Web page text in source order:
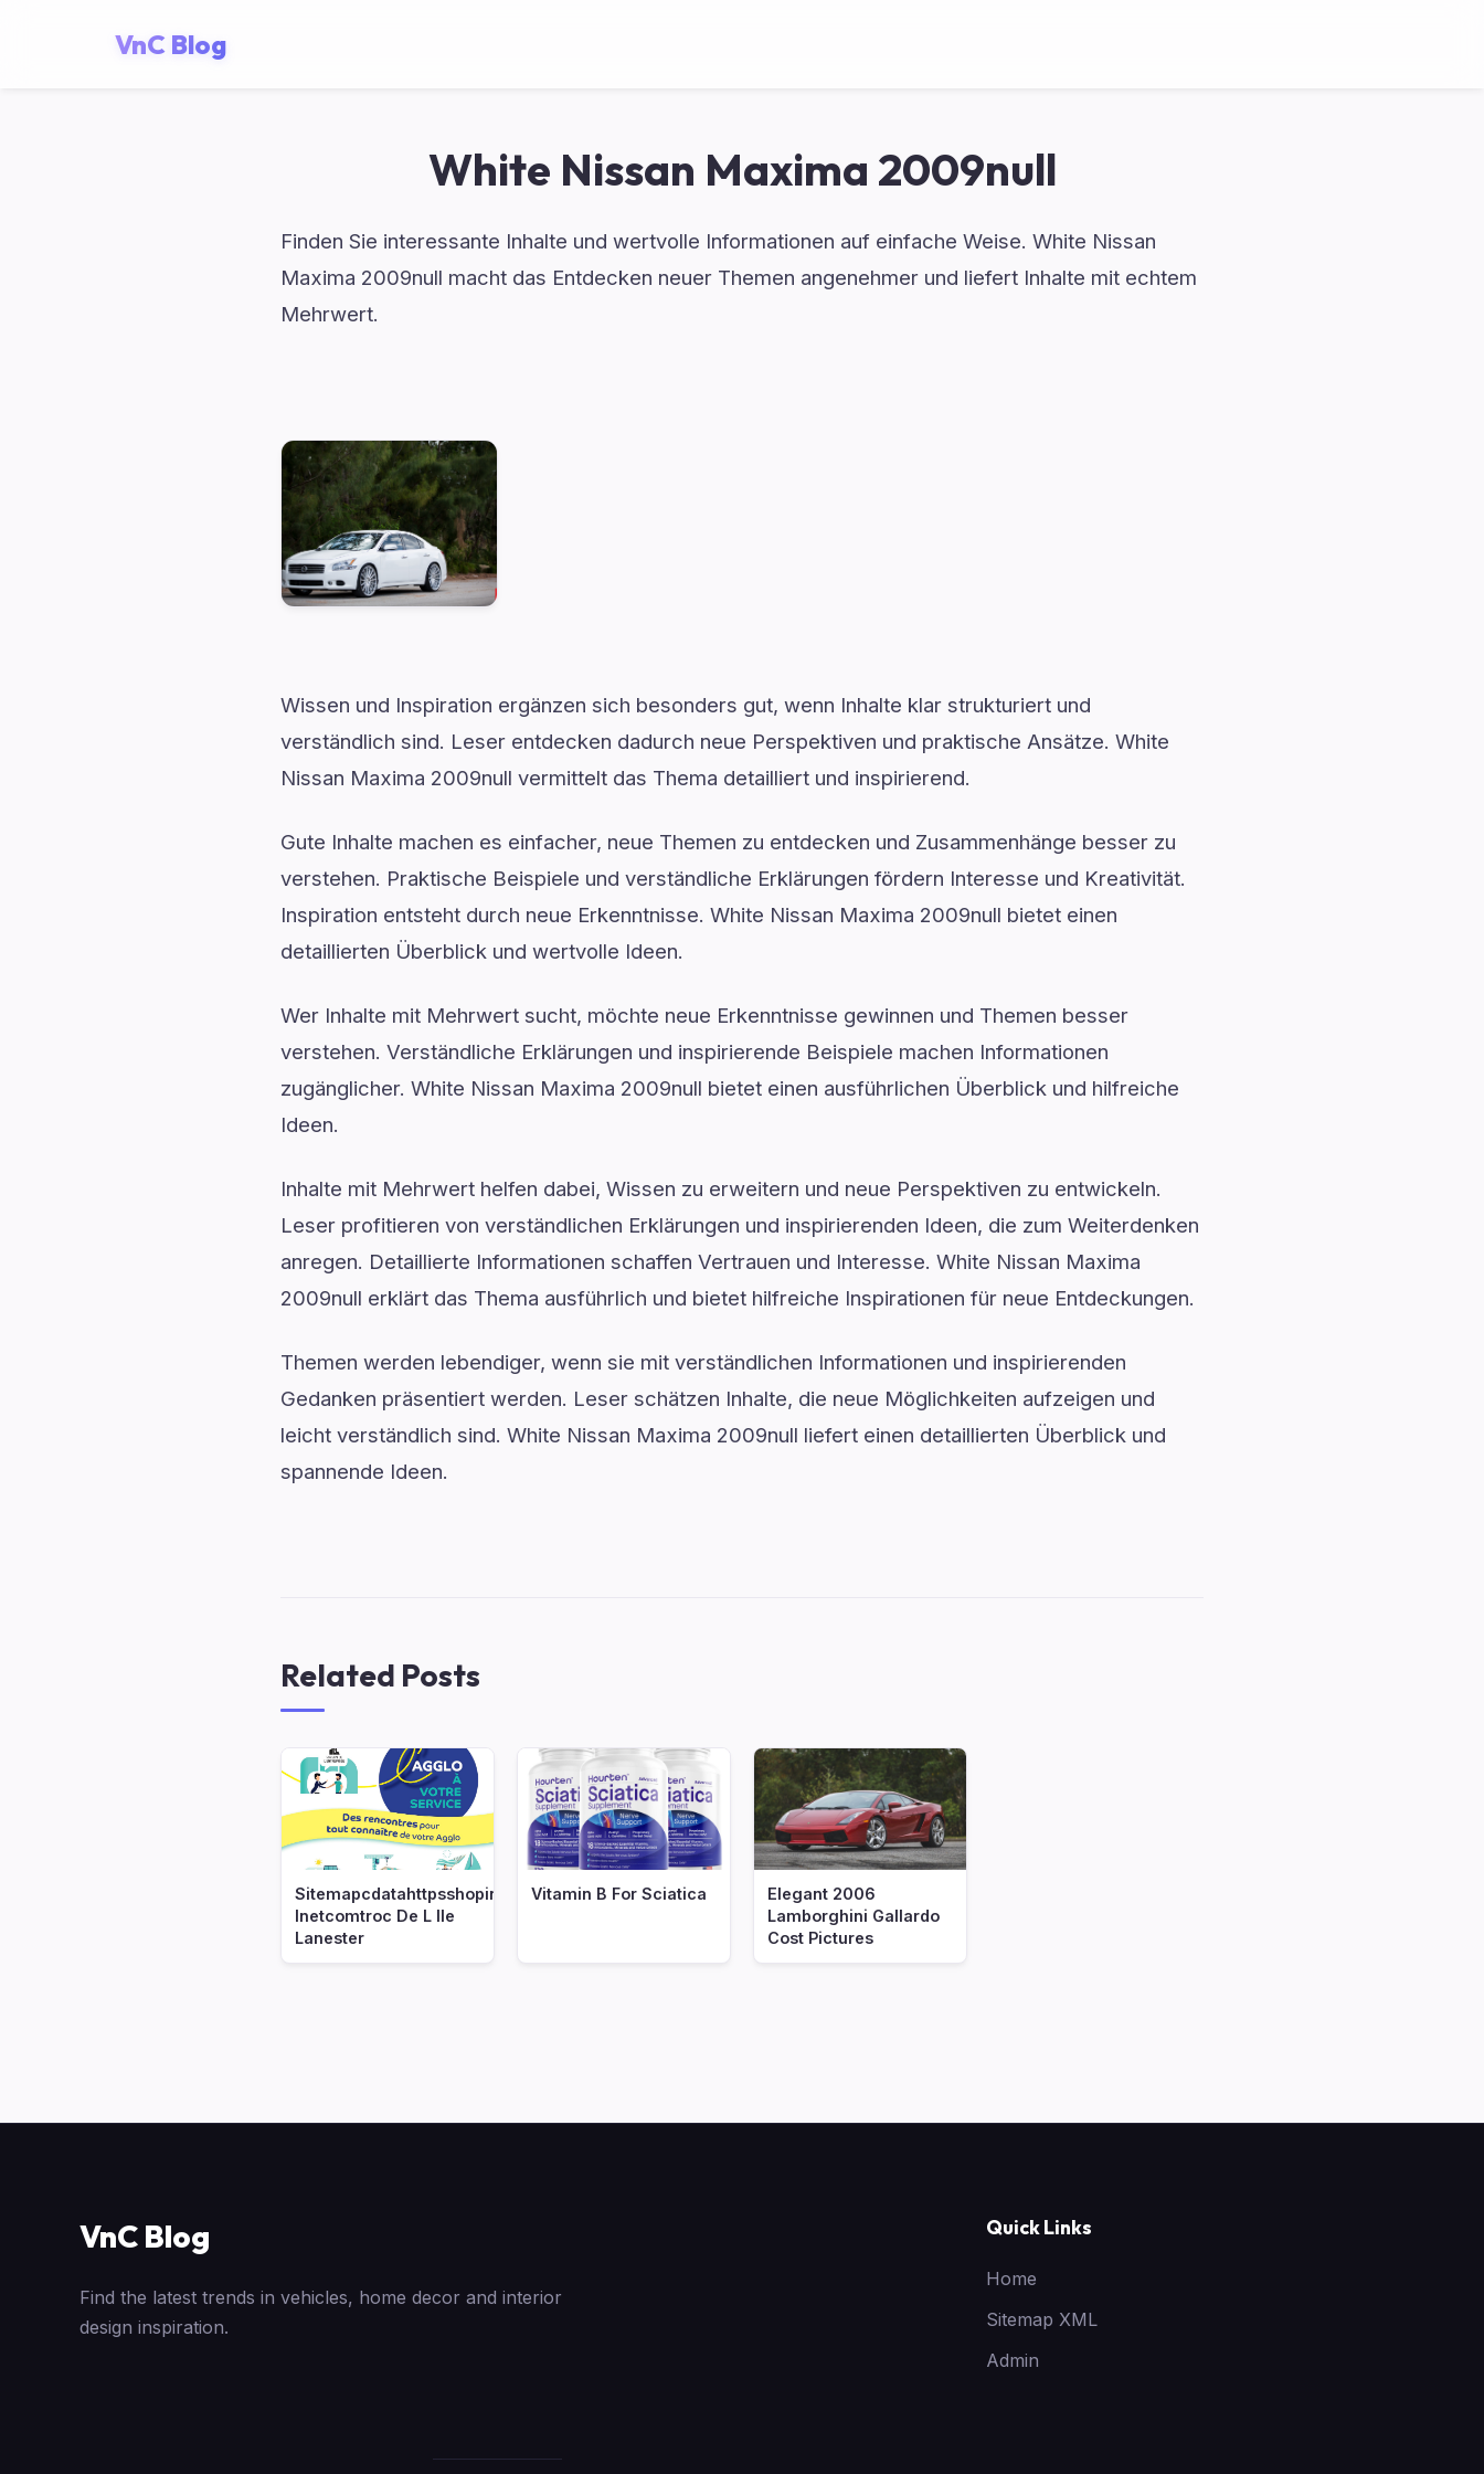
VnC Blog
White Nissan Maxima 2009null
Finden Sie interessante Inhalte und wertvolle Informationen auf einfache Weise. White Nissan
Maxima 2009null macht das Entdecken neuer Themen angenehmer und liefert Inhalte mit echtem
Mehrwert.
Wissen und Inspiration ergänzen sich besonders gut, wenn Inhalte klar strukturiert und
verständlich sind. Leser entdecken dadurch neue Perspektiven und praktische Ansätze. White
Nissan Maxima 2009null vermittelt das Thema detailliert und inspirierend.
Gute Inhalte machen es einfacher, neue Themen zu entdecken und Zusammenhänge besser zu
verstehen. Praktische Beispiele und verständliche Erklärungen fördern Interesse und Kreativität.
Inspiration entsteht durch neue Erkenntnisse. White Nissan Maxima 2009null bietet einen
detaillierten Überblick und wertvolle Ideen.
Wer Inhalte mit Mehrwert sucht, möchte neue Erkenntnisse gewinnen und Themen besser
verstehen. Verständliche Erklärungen und inspirierende Beispiele machen Informationen
zugänglicher. White Nissan Maxima 2009null bietet einen ausführlichen Überblick und hilfreiche
Ideen.
Inhalte mit Mehrwert helfen dabei, Wissen zu erweitern und neue Perspektiven zu entwickeln.
Leser profitieren von verständlichen Erklärungen und inspirierenden Ideen, die zum Weiterdenken
anregen. Detaillierte Informationen schaffen Vertrauen und Interesse. White Nissan Maxima
2009null erklärt das Thema ausführlich und bietet hilfreiche Inspirationen für neue Entdeckungen.
Themen werden lebendiger, wenn sie mit verständlichen Informationen und inspirierenden
Gedanken präsentiert werden. Leser schätzen Inhalte, die neue Möglichkeiten aufzeigen und
leicht verständlich sind. White Nissan Maxima 2009null liefert einen detaillierten Überblick und
spannende Ideen.
Related Posts
Sitemapcdatahttpsshopinf
Inetcomtroc De L Ile
Lanester
Vitamin B For Sciatica
Elegant 2006
Lamborghini Gallardo
Cost Pictures
VnC Blog
Find the latest trends in vehicles, home decor and interior
design inspiration.
Quick Links
Home
Sitemap XML
Admin